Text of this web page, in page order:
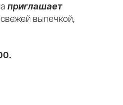
приглашает
свежей выпечкой,